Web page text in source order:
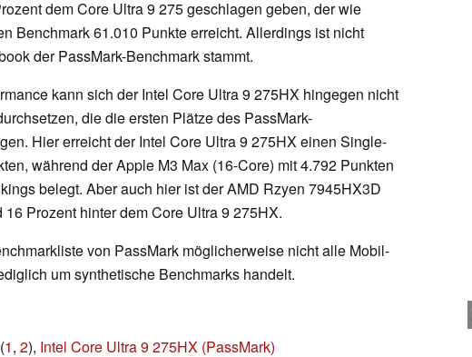
dem Core Ultra 9 275 geschlagen geben, der wie
Benchmark 61.010 Punkte erreicht. Allerdings ist nicht
der PassMark-Benchmark stammt.
kann sich der Intel Core Ultra 9 275HX hingegen nicht
die die ersten Plätze des PassMark-
Hier erreicht der Intel Core Ultra 9 275HX einen Single-
während der Apple M3 Max (16-Core) mit 4.792 Punkten
belegt. Aber auch hier ist der AMD Rzyen 7945HX3D
Prozent hinter dem Core Ultra 9 275HX.
von PassMark möglicherweise nicht alle Mobil-
um synthetische Benchmarks handelt.
1, 2), Intel Core Ultra 9 275HX (PassMark)